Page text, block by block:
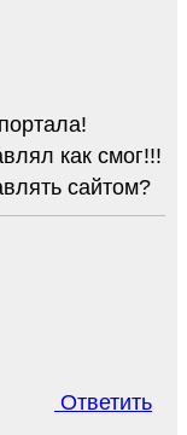
как смог!!!
сайтом?
Ответить